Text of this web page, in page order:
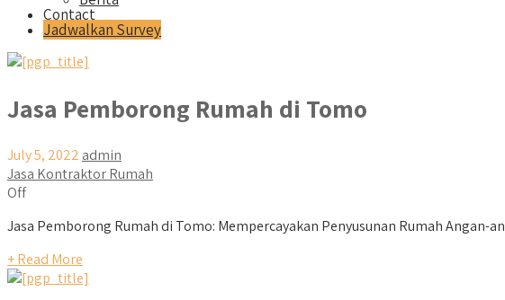
Contact
Jadwalkan Survey
Jasa Pemborong Rumah di Tomo
July 5, 2022 admin
Jasa Kontraktor Rumah
Off
Jasa Pemborong Rumah di Tomo: Mempercayakan Penyusunan Rumah
+ Read More